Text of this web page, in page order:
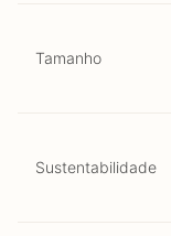
Tamanho
Sustentabilidade